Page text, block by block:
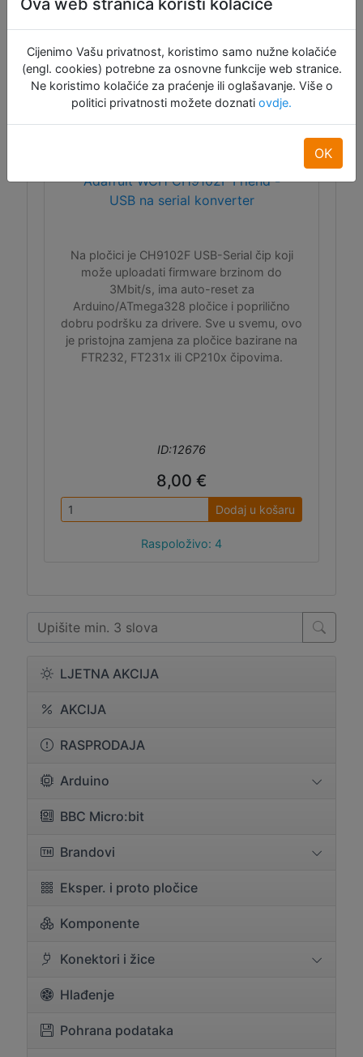
LJETNA AKCIJA
AKCIJA
RASPRODAJA
Arduino
BBC Micro:bit
Brandovi
Eksper. i proto pločice
Komponente
Konektori i žice
Hlađenje
Pohrana podataka
Adafruit WCH CH9102F Friend -
USB na serial konverter
Na pločici je CH9102F USB-Serial čip koji
može uploadati firmware brzinom do
3Mbit/s, ima auto-reset za
Arduino/ATmega328 pločice i poprilično
dobru podršku za drivere. Sve u svemu, ovo
je pristojna zamjena za pločice bazirane na
FTR232, FT231x ili CP210x čipovima.
ID:12676
8,00 €
Dodaj u košaru
Raspoloživo: 4
Ova web stranica koristi kolačiće
Cijenimo Vašu privatnost, koristimo samo nužne kolačiće
(engl. cookies) potrebne za osnovne funkcije web stranice.
Ne koristimo kolačiće za praćenje ili oglašavanje. Više o
politici privatnosti možete doznati ovdje.
OK